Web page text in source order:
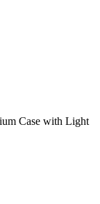
Case with Light